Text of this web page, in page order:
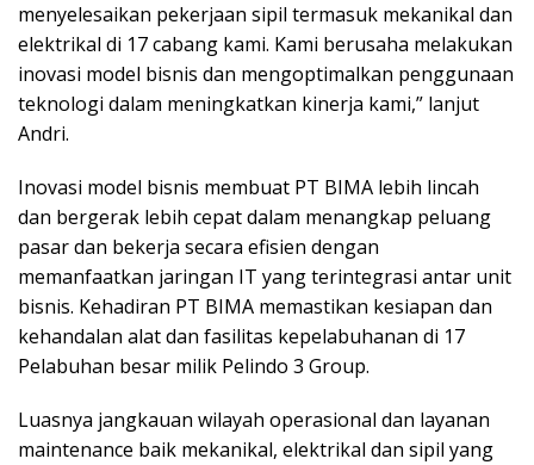
menyelesaikan pekerjaan sipil termasuk mekanikal dan
elektrikal di 17 cabang kami. Kami berusaha melakukan
inovasi model bisnis dan mengoptimalkan penggunaan
teknologi dalam meningkatkan kinerja kami,” lanjut
Andri.
Inovasi model bisnis membuat PT BIMA lebih lincah
dan bergerak lebih cepat dalam menangkap peluang
pasar dan bekerja secara efisien dengan
memanfaatkan jaringan IT yang terintegrasi antar unit
bisnis. Kehadiran PT BIMA memastikan kesiapan dan
kehandalan alat dan fasilitas kepelabuhanan di 17
Pelabuhan besar milik Pelindo 3 Group.
Luasnya jangkauan wilayah operasional dan layanan
maintenance baik mekanikal, elektrikal dan sipil yang